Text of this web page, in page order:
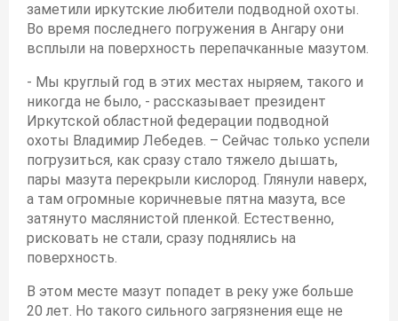
заметили иркутские любители подводной охоты.
Во время последнего погружения в Ангару они
всплыли на поверхность перепачканные мазутом.
- Мы круглый год в этих местах ныряем, такого и
никогда не было, - рассказывает президент
Иркутской областной федерации подводной
охоты Владимир Лебедев. – Сейчас только успели
погрузиться, как сразу стало тяжело дышать,
пары мазута перекрыли кислород. Глянули наверх,
а там огромные коричневые пятна мазута, все
затянуто маслянистой пленкой. Естественно,
рисковать не стали, сразу поднялись на
поверхность.
В этом месте мазут попадет в реку уже больше
20 лет. Но такого сильного загрязнения еще не